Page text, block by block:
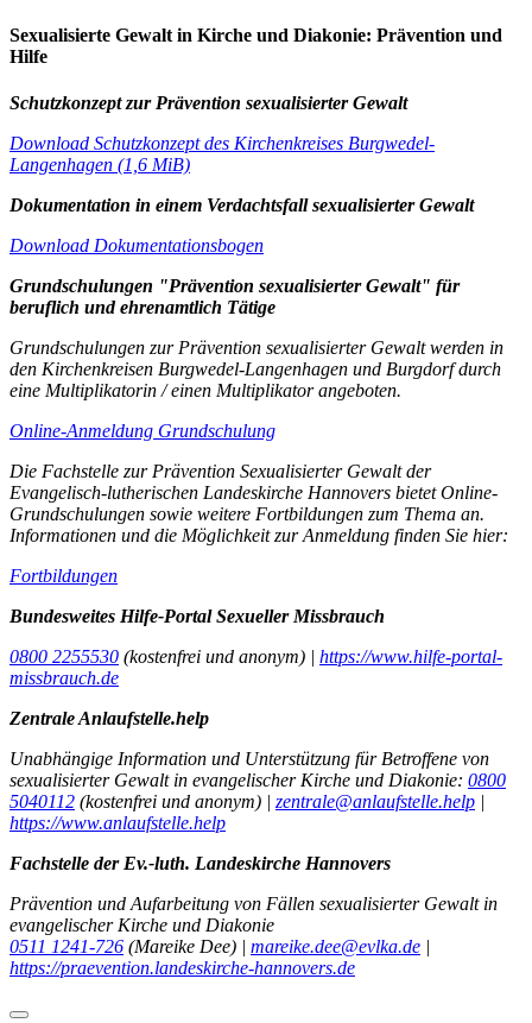
Sexualisierte Gewalt in Kirche und Diakonie: Prävention und
Hilfe
Schutzkonzept zur Prävention sexualisierter Gewalt
Download Schutzkonzept des Kirchenkreises Burgwedel-
Langenhagen (1,6 MiB)
Dokumentation in einem Verdachtsfall sexualisierter Gewalt
Download Dokumentationsbogen
Grundschulungen "Prävention sexualisierter Gewalt" für
beruflich und ehrenamtlich Tätige
Grundschulungen zur Prävention sexualisierter Gewalt werden in
den Kirchenkreisen Burgwedel-Langenhagen und Burgdorf durch
eine Multiplikatorin / einen Multiplikator angeboten.
Online-Anmeldung Grundschulung
Die Fachstelle zur Prävention Sexualisierter Gewalt der
Evangelisch-lutherischen Landeskirche Hannovers bietet Online-
Grundschulungen sowie weitere Fortbildungen zum Thema an.
Informationen und die Möglichkeit zur Anmeldung finden Sie hier:
Fortbildungen
Bundesweites Hilfe-Portal Sexueller Missbrauch
0800 2255530 (kostenfrei und anonym) | https://www.hilfe-portal-
missbrauch.de
Zentrale Anlaufstelle.help
Unabhängige Information und Unterstützung für Betroffene von
sexualisierter Gewalt in evangelischer Kirche und Diakonie: 0800
5040112 (kostenfrei und anonym) | zentrale@anlaufstelle.help
https://www.anlaufstelle.help
Fachstelle der Ev.-luth. Landeskirche Hannovers
Prävention und Aufarbeitung von Fällen sexualisierter Gewalt in
evangelischer Kirche und Diakonie
0511 1241-726 (Mareike Dee) | mareike.dee@evlka.de
https://praevention.landeskirche-hannovers.de